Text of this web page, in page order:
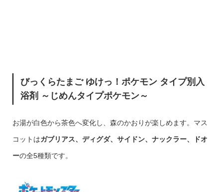
びっくらたまご ゆけっ！ポケモン タイプ別入
浴剤 ～じめんタイプポケモン～
お湯が白色から茶色へ変化し、森のかおりが楽しめます。マス
コットはガブリアス、ディグダ、サイドン、ナックラー、ドオ
ーの全5種類です。